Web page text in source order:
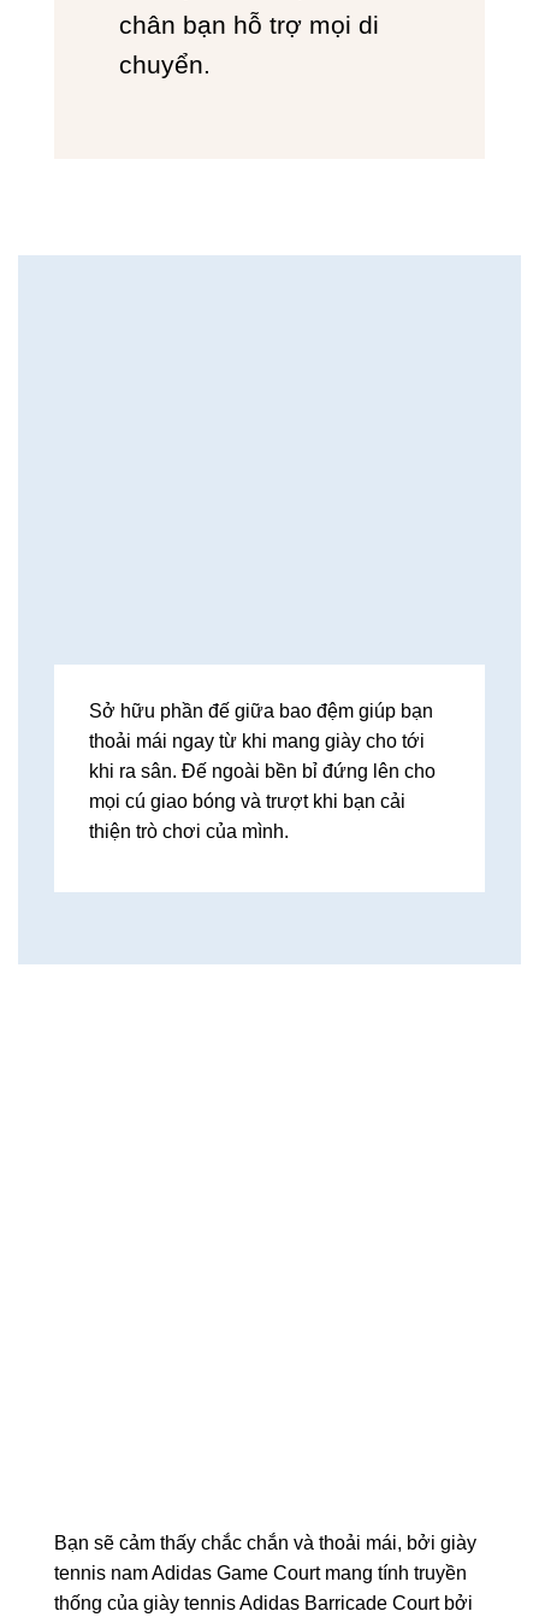
chân bạn hỗ trợ mọi di
chuyển.
Sở hữu phần đế giữa bao đệm giúp bạn
thoải mái ngay từ khi mang giày cho tới
khi ra sân. Đế ngoài bền bỉ đứng lên cho
mọi cú giao bóng và trượt khi bạn cải
thiện trò chơi của mình.
Bạn sẽ cảm thấy chắc chắn và thoải mái, bởi giày
tennis nam Adidas Game Court mang tính truyền
thống của giày tennis Adidas Barricade Court bởi